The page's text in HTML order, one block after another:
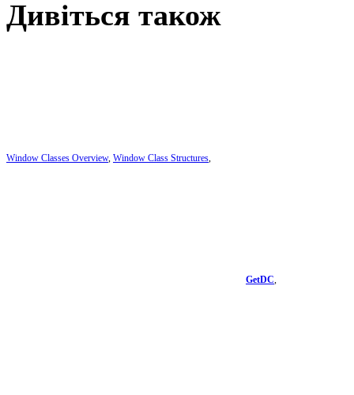
Дивіться також
Window Classes Overview, Window Class Structures,
GetDC,